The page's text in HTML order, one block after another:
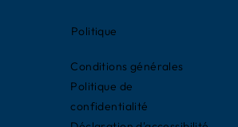
Politique
Conditions générales
Politique de
confidentialité